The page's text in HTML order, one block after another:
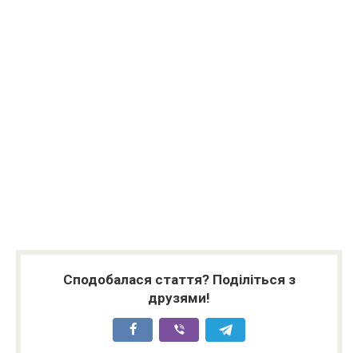
Сподобалася стаття? Поділіться з
друзями!